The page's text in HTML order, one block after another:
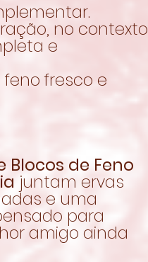
no contexto
e
fresco e
Blocos de Feno
juntam ervas
e uma
para
amigo ainda